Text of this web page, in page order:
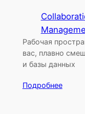
Рабочая
вас, плавно
и базы данных
Подробнее